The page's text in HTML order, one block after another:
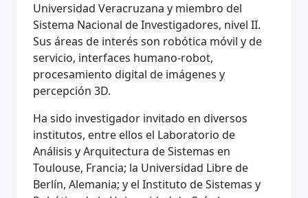
Universidad Veracruzana y miembro del
Sistema Nacional de Investigadores, nivel II.
Sus áreas de interés son robótica móvil y de
servicio, interfaces humano-robot,
procesamiento digital de imágenes y
percepción 3D.
Ha sido investigador invitado en diversos
institutos, entre ellos el Laboratorio de
Análisis y Arquitectura de Sistemas en
Toulouse, Francia; la Universidad Libre de
Berlín, Alemania; y el Instituto de Sistemas y